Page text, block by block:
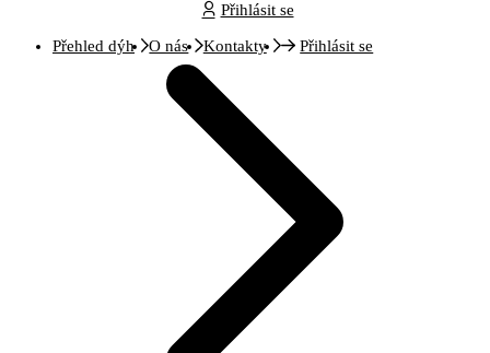
Přihlásit se
Přehled dýh O nás Kontakty Přihlásit se